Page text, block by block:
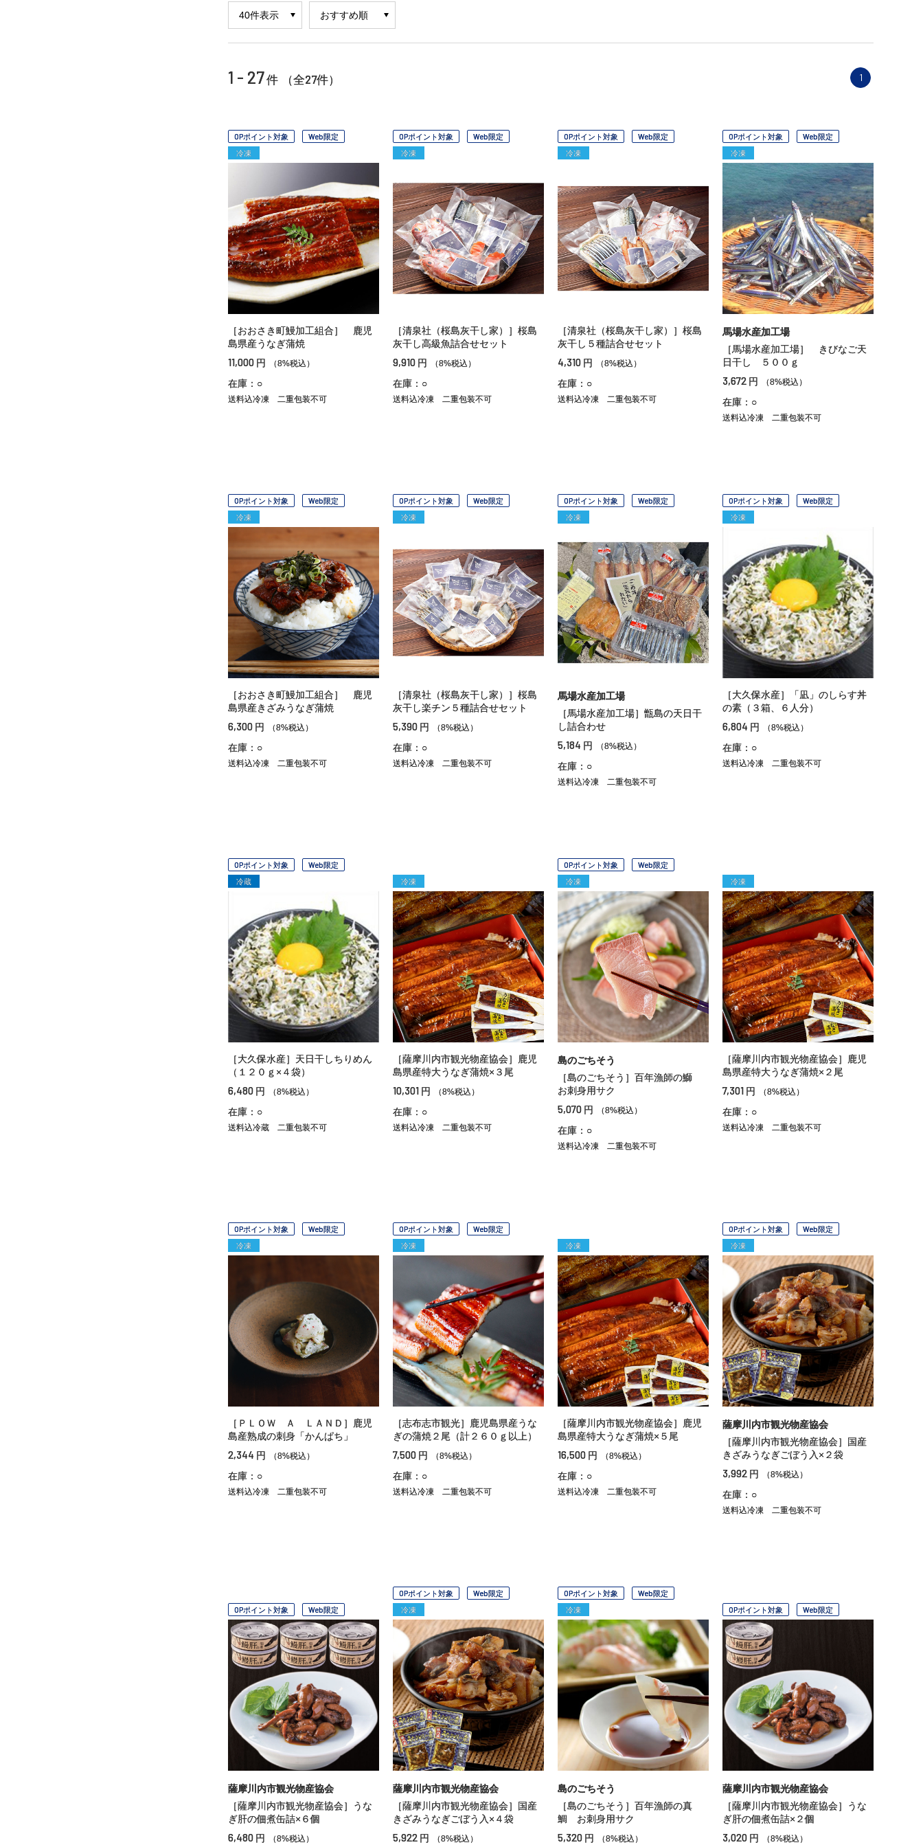
1 - 27件 （全27件） 1
OPポイント対象
Web限定
冷凍
［おおさき町鰻加工組合］ 鹿児
島県産うなぎ蒲焼
11,000 円 （8%税込）
在庫：○
送料込冷凍 二重包装不可
OPポイント対象
Web限定
冷凍
［清泉社（桜島灰干し家）］桜島
灰干し高級魚詰合せセット
9,910 円 （8%税込）
在庫：○
送料込冷凍 二重包装不可
OPポイント対象
Web限定
冷凍
［清泉社（桜島灰干し家）］桜島
灰干し５種詰合せセット
4,310 円 （8%税込）
在庫：○
送料込冷凍 二重包装不可
OPポイント対象
Web限定
冷凍
馬場水産加工場
［馬場水産加工場］ きびなご天
日干し ５００ｇ
3,672 円 （8%税込）
在庫：○
送料込冷凍 二重包装不可
OPポイント対象
Web限定
冷凍
［おおさき町鰻加工組合］ 鹿児
島県産きざみうなぎ蒲焼
6,300 円 （8%税込）
在庫：○
送料込冷凍 二重包装不可
OPポイント対象
Web限定
冷凍
［清泉社（桜島灰干し家）］桜島
灰干し楽チン５種詰合せセット
5,390 円 （8%税込）
在庫：○
送料込冷凍 二重包装不可
OPポイント対象
Web限定
冷凍
馬場水産加工場
［馬場水産加工場］甑島の天日干
し詰合わせ
5,184 円 （8%税込）
在庫：○
送料込冷凍 二重包装不可
OPポイント対象
Web限定
冷凍
［大久保水産］「凪」のしらす丼
の素（３箱、６人分）
6,804 円 （8%税込）
在庫：○
送料込冷凍 二重包装不可
OPポイント対象
Web限定
冷蔵
［大久保水産］天日干しちりめん
（１２０ｇ×４袋）
6,480 円 （8%税込）
在庫：○
送料込冷蔵 二重包装不可
冷凍
［薩摩川内市観光物産協会］鹿児
島県産特大うなぎ蒲焼×３尾
10,301 円 （8%税込）
在庫：○
送料込冷凍 二重包装不可
OPポイント対象
Web限定
冷凍
島のごちそう
［島のごちそう］百年漁師の鰤
お刺身用サク
5,070 円 （8%税込）
在庫：○
送料込冷凍 二重包装不可
冷凍
［薩摩川内市観光物産協会］鹿児
島県産特大うなぎ蒲焼×２尾
7,301 円 （8%税込）
在庫：○
送料込冷凍 二重包装不可
OPポイント対象
Web限定
冷凍
［ＰＬＯＷ Ａ ＬＡＮＤ］鹿児
島産熟成の刺身「かんぱち」
2,344 円 （8%税込）
在庫：○
送料込冷凍 二重包装不可
OPポイント対象
Web限定
冷凍
［志布志市観光］鹿児島県産うな
ぎの蒲焼２尾（計２６０ｇ以上）
7,500 円 （8%税込）
在庫：○
送料込冷凍 二重包装不可
冷凍
［薩摩川内市観光物産協会］鹿児
島県産特大うなぎ蒲焼×５尾
16,500 円 （8%税込）
在庫：○
送料込冷凍 二重包装不可
OPポイント対象
Web限定
冷凍
薩摩川内市観光物産協会
［薩摩川内市観光物産協会］国産
きざみうなぎごぼう入×２袋
3,992 円 （8%税込）
在庫：○
送料込冷凍 二重包装不可
OPポイント対象 Web限定
薩摩川内市観光物産協会
［薩摩川内市観光物産協会］うな
ぎ肝の佃煮缶詰×６個
6,480 円 （8%税込）
OPポイント対象
Web限定
冷凍
薩摩川内市観光物産協会
［薩摩川内市観光物産協会］国産
きざみうなぎごぼう入×４袋
5,922 円 （8%税込）
OPポイント対象
Web限定
冷凍
島のごちそう
［島のごちそう］百年漁師の真
鯛 お刺身用サク
5,320 円 （8%税込）
OPポイント対象 Web限定
薩摩川内市観光物産協会
［薩摩川内市観光物産協会］うな
ぎ肝の佃煮缶詰×２個
3,020 円 （8%税込）